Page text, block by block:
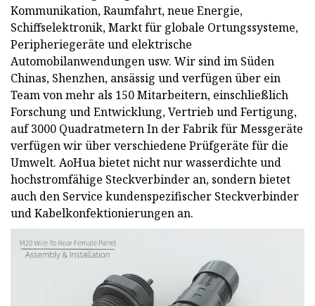
Kommunikation, Raumfahrt, neue Energie,
Schiffselektronik, Markt für globale Ortungssysteme,
Peripheriegeräte und elektrische
Automobilanwendungen usw. Wir sind im Süden
Chinas, Shenzhen, ansässig und verfügen über ein
Team von mehr als 150 Mitarbeitern, einschließlich
Forschung und Entwicklung, Vertrieb und Fertigung,
auf 3000 Quadratmetern In der Fabrik für Messgeräte
verfügen wir über verschiedene Prüfgeräte für die
Umwelt. AoHua bietet nicht nur wasserdichte und
hochstromfähige Steckverbinder an, sondern bietet
auch den Service kundenspezifischer Steckverbinder
und Kabelkonfektionierungen an.